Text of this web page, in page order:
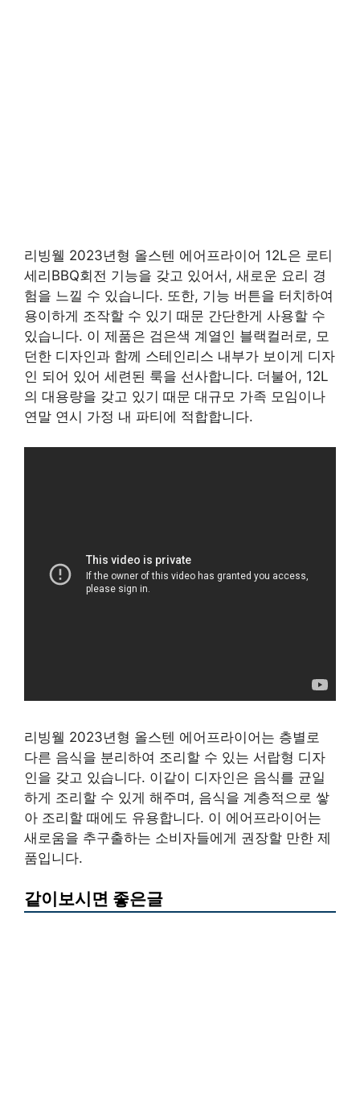
리빙웰 2023년형 올스텐 에어프라이어 12L은 로티
세리BBQ회전 기능을 갖고 있어서, 새로운 요리 경
험을 느낄 수 있습니다. 또한, 기능 버튼을 터치하여
용이하게 조작할 수 있기 때문 간단한게 사용할 수
있습니다. 이 제품은 검은색 계열인 블랙컬러로, 모
던한 디자인과 함께 스테인리스 내부가 보이게 디자
인 되어 있어 세련된 룩을 선사합니다. 더불어, 12L
의 대용량을 갖고 있기 때문 대규모 가족 모임이나
연말 연시 가정 내 파티에 적합합니다.
리빙웰 2023년형 올스텐 에어프라이어는 층별로
다른 음식을 분리하여 조리할 수 있는 서랍형 디자
인을 갖고 있습니다. 이같이 디자인은 음식를 균일
하게 조리할 수 있게 해주며, 음식을 계층적으로 쌓
아 조리할 때에도 유용합니다. 이 에어프라이어는
새로움을 추구출하는 소비자들에게 권장할 만한 제
품입니다.
같이보시면 좋은글